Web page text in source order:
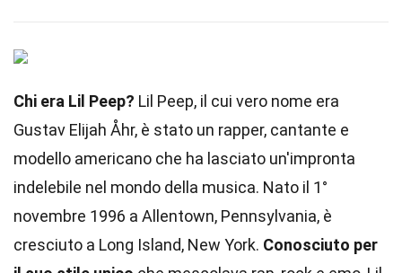
Chi era Lil Peep? Lil Peep, il cui vero nome era
Gustav Elijah Åhr, è stato un rapper, cantante e
modello americano che ha lasciato un'impronta
indelebile nel mondo della musica. Nato il 1°
novembre 1996 a Allentown, Pennsylvania, è
cresciuto a Long Island, New York. Conosciuto per